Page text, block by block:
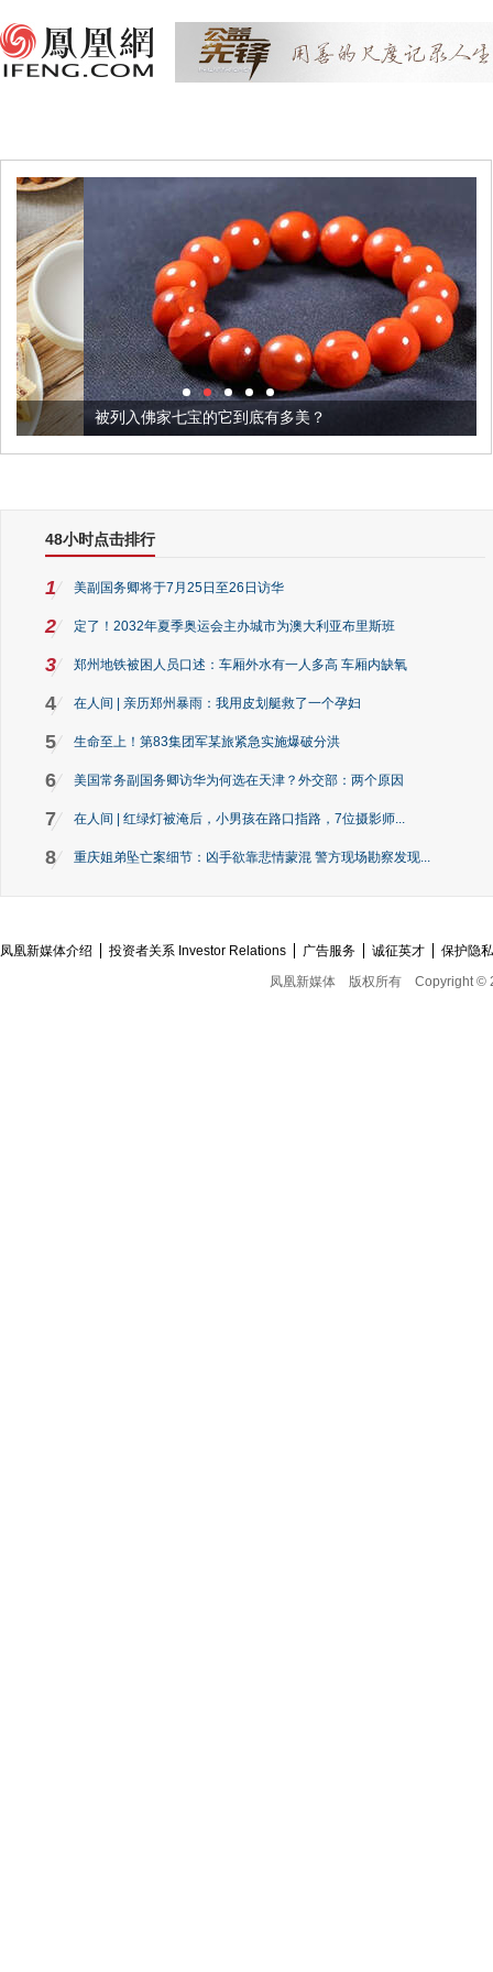
被列入佛家七宝的它到底有多美？
48小时点击排行
1 美副国务卿将于7月25日至26日访华
2 定了！2032年夏季奥运会主办城市为澳大利亚布里斯班
3 郑州地铁被困人员口述：车厢外水有一人多高 车厢内缺氧
4 在人间 | 亲历郑州暴雨：我用皮划艇救了一个孕妇
5 生命至上！第83集团军某旅紧急实施爆破分洪
6 美国常务副国务卿访华为何选在天津？外交部：两个原因
7 在人间 | 红绿灯被淹后，小男孩在路口指路，7位摄影师...
8 重庆姐弟坠亡案细节：凶手欲靠悲情蒙混 警方现场勘察发现...
凤凰新媒体介绍 投资者关系 Investor Relations 广告服务 诚征英才
保护隐
凤凰新媒体
版权所有 Copyright ©